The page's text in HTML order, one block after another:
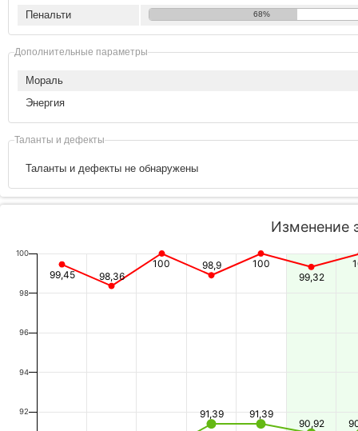
Пенальти 68%
Дополнительные параметры
Мораль
Энергия
Таланты и дефекты
Таланты и дефекты не обнаружены
Изменение
91,39
91,39
90,92
99,45 98,36
100 98,9
100
99,32
92
94
96
98
100